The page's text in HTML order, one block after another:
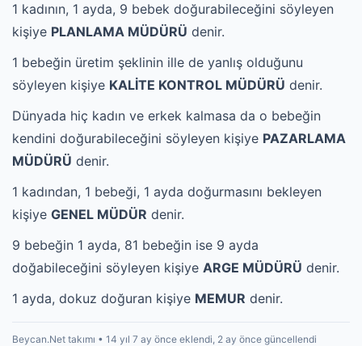
1 kadının, 1 ayda, 9 bebek doğurabileceğini söyleyen
kişiye PLANLAMA MÜDÜRÜ denir.
1 bebeğin üretim şeklinin ille de yanlış olduğunu
söyleyen kişiye KALİTE KONTROL MÜDÜRÜ denir.
Dünyada hiç kadın ve erkek kalmasa da o bebeğin
kendini doğurabileceğini söyleyen kişiye PAZARLAMA
MÜDÜRÜ denir.
1 kadından, 1 bebeği, 1 ayda doğurmasını bekleyen
kişiye GENEL MÜDÜR denir.
9 bebeğin 1 ayda, 81 bebeğin ise 9 ayda
doğabileceğini söyleyen kişiye ARGE MÜDÜRÜ denir.
1 ayda, dokuz doğuran kişiye MEMUR denir.
Beycan.Net takımı • 14 yıl 7 ay önce eklendi, 2 ay önce güncellendi